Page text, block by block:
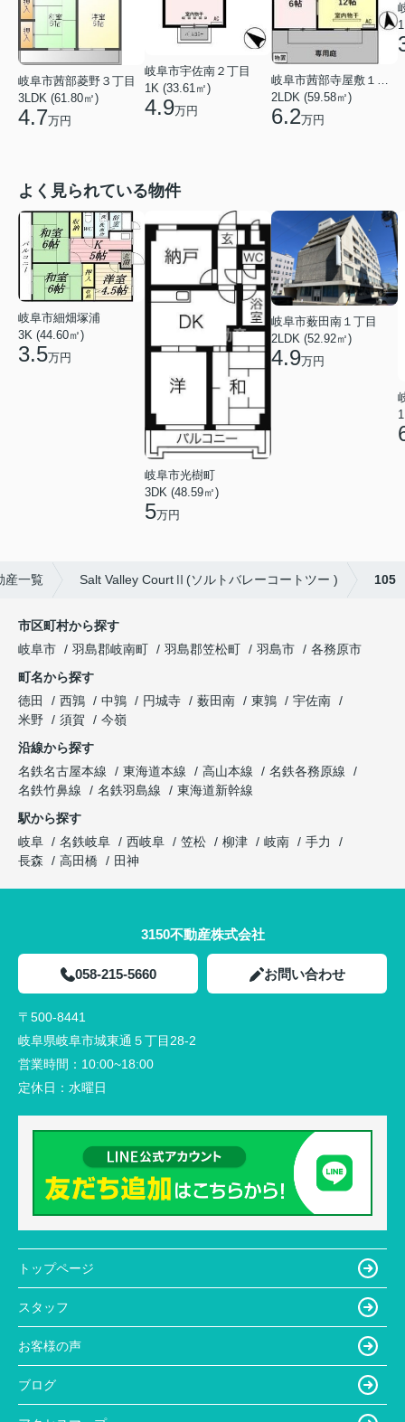
岐阜市茜部菱野３丁目
3LDK (61.80㎡)
4.7万円
岐阜市宇佐南２丁目
1K (33.61㎡)
4.9万円
岐阜市茜部寺屋敷１丁目
2LDK (59.58㎡)
6.2万円
よく見られている物件
岐阜市細畑塚浦
3K (44.60㎡)
3.5万円
岐阜市光樹町
3DK (48.59㎡)
5万円
岐阜市薮田南１丁目
2LDK (52.92㎡)
4.9万円
産一覧 Salt Valley CourtⅡ(ソルトバレーコートツー ) 105
市区町村から探す
岐阜市
羽島郡岐南町 羽島郡笠松町 羽島市
各務原市
町名から探す
徳田
西鶉 中鶉 円城寺 薮田南 東鶉
宇佐南
米野
須賀
今嶺
沿線から探す
名鉄名古屋本線
東海道本線 高山本線
名鉄各務原線
名鉄竹鼻線
名鉄羽島線
東海道新幹線
駅から探す
岐阜
名鉄岐阜 西岐阜 笠松 柳津 岐南
手力
長森
高田橋 田神
3150不動産株式会社
058-215-5660 お問い合わせ
〒500-8441
岐阜県岐阜市城東通５丁目28-2
営業時間： 10:00~18:00
定休日： 水曜日
トップページ
スタッフ
お客様の声
ブログ